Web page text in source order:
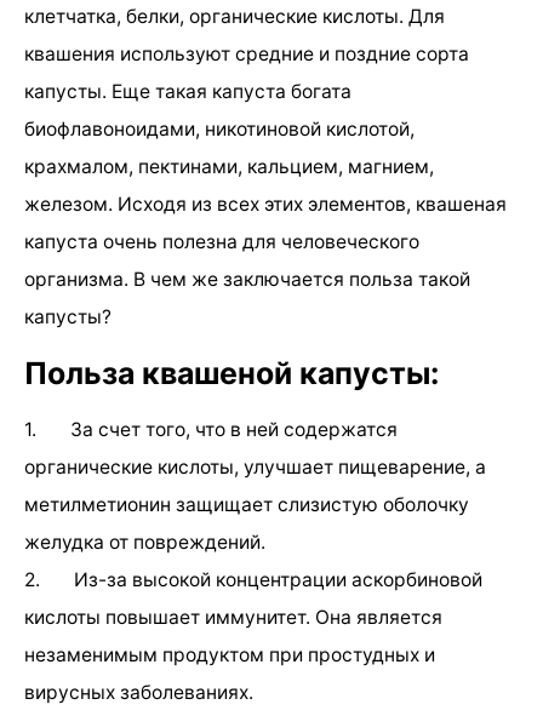
клетчатка, белки, органические кислоты. Для
квашения используют средние и поздние сорта
капусты. Еще такая капуста богата
биофлавоноидами, никотиновой кислотой,
крахмалом, пектинами, кальцием, магнием,
железом. Исходя из всех этих элементов, квашеная
капуста очень полезна для человеческого
организма. В чем же заключается польза такой
капусты?
Польза квашеной капусты:
1. За счет того, что в ней содержатся
органические кислоты, улучшает пищеварение, а
метилметионин защищает слизистую оболочку
желудка от повреждений.
2. Из-за высокой концентрации аскорбиновой
кислоты повышает иммунитет. Она является
незаменимым продуктом при простудных и
вирусных заболеваниях.